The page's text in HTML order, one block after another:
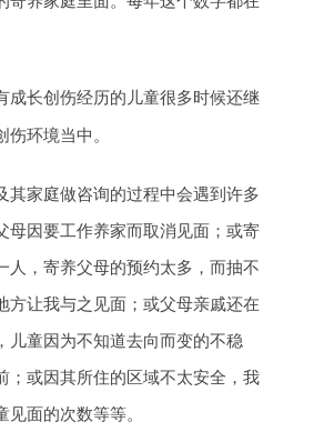
成长创伤经历的儿童很多时候还继
环境当中。
其家庭做咨询的过程中会遇到许多
母因要工作养家而取消见面；或寄
人，寄养父母的预约太多，而抽不
方让我与之见面；或父母亲戚还在
儿童因为不知道去向而变的不稳
；或因其所住的区域不太安全，我
面的次数等等。